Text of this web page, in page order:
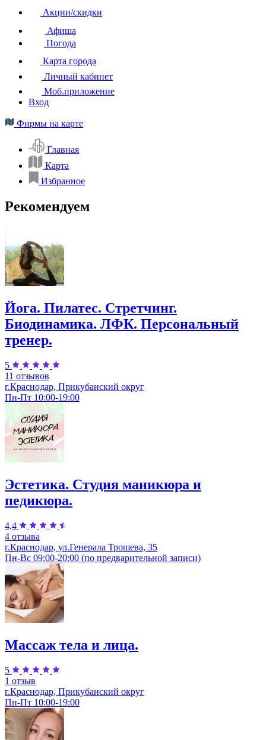
Акции/скидки
Афиша
Погода
Карта города
Личный кабинет
Моб.приложение
Вход
Фирмы на карте
Главная
Карта
Избранное
Рекомендуем
Йога. Пилатес. Стретчинг.
Биодинамика. ЛФК. Персональный
тренер.
5
11 отзывов
г.Краснодар, Прикубанский округ
Пн-Пт 10:00-19:00
Эстетика. Студия маникюра и
педикюра.
4,4
4 отзыва
г.Краснодар, ул.Генерала Трошева, 35
Пн-Вс 09:00-20:00 (по предварительной записи)
Массаж тела и лица.
5
1 отзыв
г.Краснодар, Прикубанский округ
Пн-Пт 10:00-19:00